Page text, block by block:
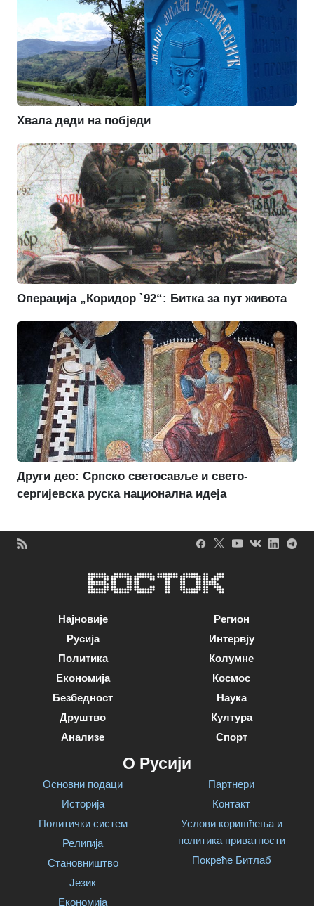
Хвала деди на побједи
Операција „Коридор `92“: Битка за пут живота
Други део: Српско светосавље и свето-
сергијевска руска национална идеја
Најновије
Русија
Политика
Економија
Безбедност
Друштво
Анализе
Регион
Интервју
Колумне
Космос
Наука
Култура
Спорт
О Русији
Основни подаци
Историја
Политички систем
Религија
Становништво
Језик
Економија
Партнери
Контакт
Услови коришћења и
политика приватности
Покреће Битлаб